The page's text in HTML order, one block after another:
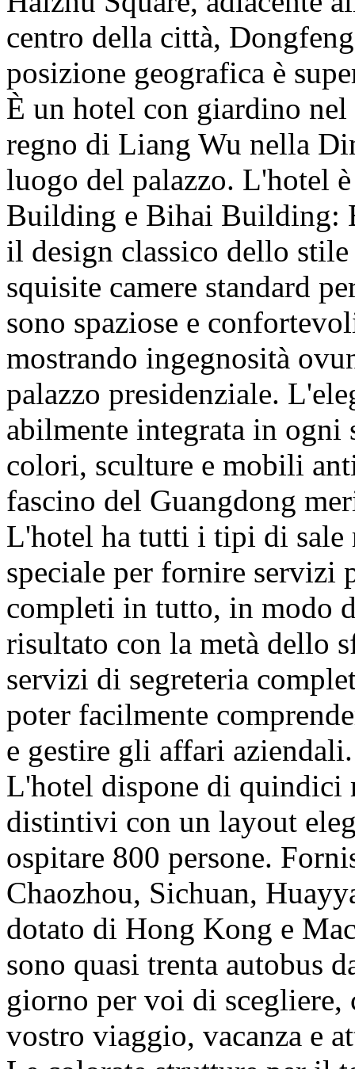
centro della città,
posizione geografica è
È un hotel con giardino
regno di Liang Wu nella
luogo del palazzo. L'hotel
Building e Bihai Building:
il design classico dello
squisite camere standard
sono spaziose e
mostrando ingegnosità
palazzo presidenziale.
abilmente integrata in
colori, sculture e mobili
fascino del Guangdong
L'hotel ha tutti i tipi di sale
speciale per fornire servizi
completi in tutto, in modo
risultato con la metà dello
servizi di segreteria
poter facilmente
e gestire gli affari aziendali.
L'hotel dispone di quindici
distintivi con un layout
ospitare 800 persone.
Chaozhou, Sichuan,
dotato di Hong Kong e
sono quasi trenta autobus
giorno per voi di
vostro viaggio, vacanza e